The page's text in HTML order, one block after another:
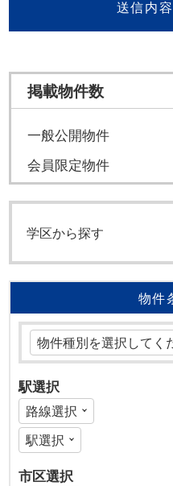
送信内
掲載物件数
一般公開物件
会員限定物件
学区から探す
物件
駅選択
市区選択